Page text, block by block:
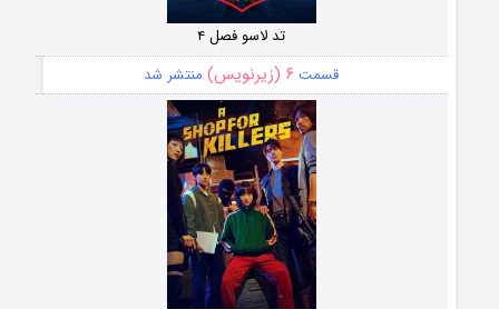
تد لاسو فصل ۴
قسمت ۶ (زیرنویس) منتشر شد